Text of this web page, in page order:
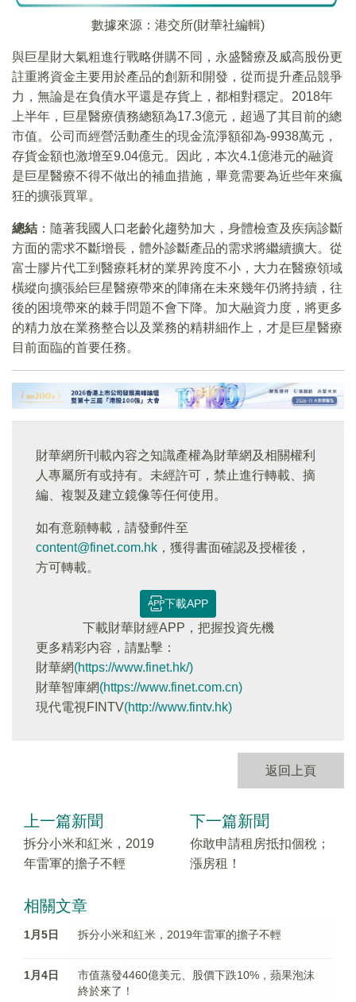
數據來源：港交所(財華社編輯)
與巨星財大氣粗進行戰略併購不同，永盛醫療及威高股份更
註重將資金主要用於產品的創新和開發，從而提升產品競爭
力，無論是在負債水平還是存貨上，都相對穩定。2018年
上半年，巨星醫療債務總額為17.3億元，超過了其目前的總
市值。公司而經營活動產生的現金流淨額卻為-9938萬元，
存貨金額也激增至9.04億元。因此，本次4.1億港元的融資
是巨星醫療不得不做出的補血措施，畢竟需要為近些年來瘋
狂的擴張買單。
總結 ：隨著我國人口老齡化趨勢加大，身體檢查及疾病診斷
方面的需求不斷增長，體外診斷產品的需求將繼續擴大。從
富士膠片代工到醫療耗材的業界跨度不小，大力在醫療領域
橫縱向擴張給巨星醫療帶來的陣痛在未來幾年仍將持續，往
後的困境帶來的棘手問題不會下降。加大融資力度，將更多
的精力放在業務整合以及業務的精耕細作上，才是巨星醫療
目前面臨的首要任務。
財華網所刊載內容之知識產權為財華網及相關權利
人專屬所有或持有。未經許可，禁止進行轉載、摘
編、複製及建立鏡像等任何使用。
如有意願轉載，請發郵件至
content@finet.com.hk ，獲得書面確認及授權後，
方可轉載。
下載APP
下載財華財經APP，把握投資先機
更多精彩内容，請點擊：
財華網(https://www.finet.hk/)
財華智庫網(https://www.finet.com.cn)
現代電視FINTV(http://www.fintv.hk)
返回上頁
上一篇新聞
拆分小米和紅米，2019
年雷軍的擔子不輕
下一篇新聞
你敢申請租房抵扣個稅；
漲房租！
相關文章
1月5日 拆分小米和紅米，2019年雷軍的擔子不輕
1月4日
市值蒸發4460億美元、股價下跌10%，蘋果泡沫
終於來了！